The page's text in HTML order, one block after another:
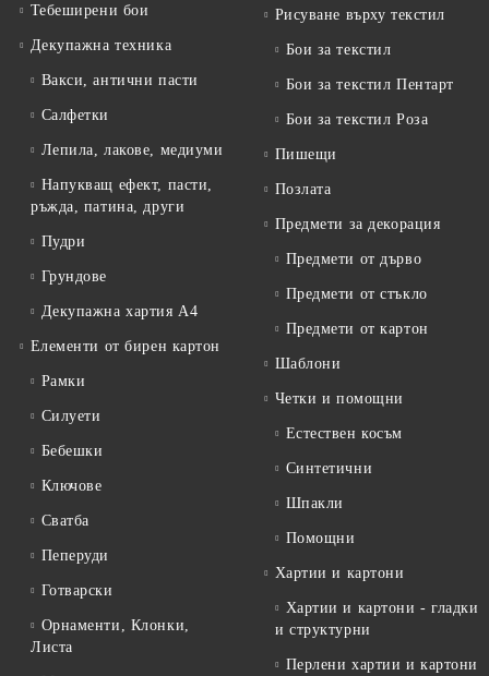
Тебеширени бои
Декупажна техника
Вакси, антични пасти
Салфетки
Лепила, лакове, медиуми
Напукващ ефект, пасти,
ръжда, патина, други
Пудри
Грундове
Декупажна хартия А4
Елементи от бирен картон
Рамки
Силуети
Бебешки
Ключове
Сватба
Пеперуди
Готварски
Орнаменти, Клонки,
Листа
Рисуване върху текстил
Бои за текстил
Бои за текстил Пентарт
Бои за текстил Роза
Пишещи
Позлата
Предмети за декорация
Предмети от дърво
Предмети от стъкло
Предмети от картон
Шаблони
Четки и помощни
Естествен косъм
Синтетични
Шпакли
Помощни
Хартии и картони
Хартии и картони - гладки
и структурни
Перлени хартии и картони